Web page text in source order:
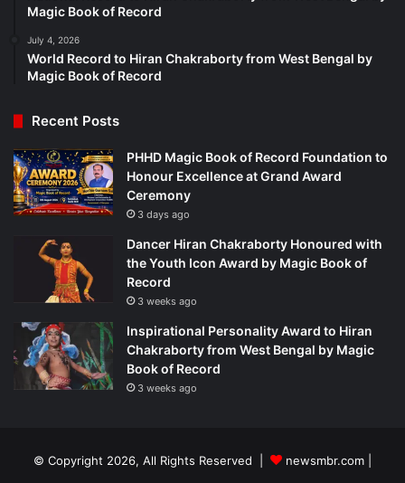
Magic Book of Record
July 4, 2026
World Record to Hiran Chakraborty from West Bengal by
Magic Book of Record
Recent Posts
PHHD Magic Book of Record Foundation to
Honour Excellence at Grand Award
Ceremony
3 days ago
Dancer Hiran Chakraborty Honoured with
the Youth Icon Award by Magic Book of
Record
3 weeks ago
Inspirational Personality Award to Hiran
Chakraborty from West Bengal by Magic
Book of Record
3 weeks ago
© Copyright 2026, All Rights Reserved |
newsmbr.com |